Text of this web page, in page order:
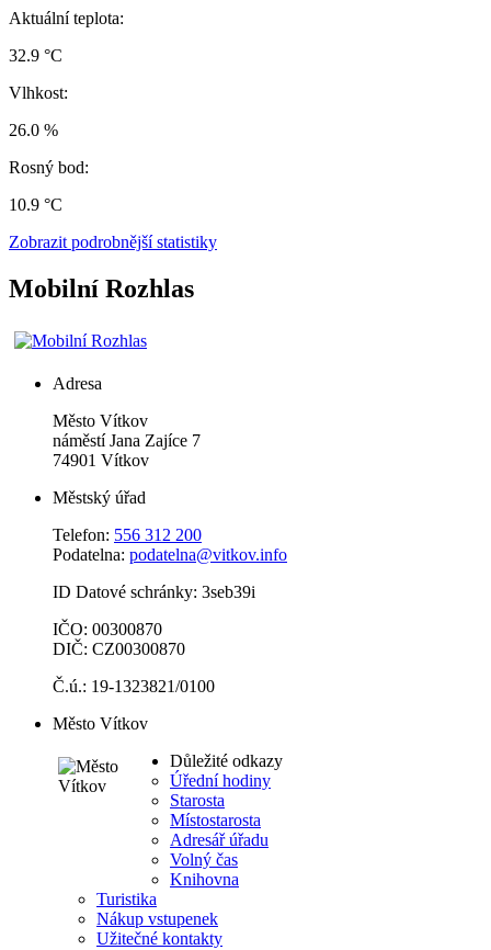
Aktuální teplota:
32.9 °C
Vlhkost:
26.0 %
Rosný bod:
10.9 °C
Zobrazit podrobnější statistiky
Mobilní Rozhlas
Adresa
Město Vítkov
náměstí Jana Zajíce 7
74901 Vítkov
Městský úřad
Telefon: 556 312 200
Podatelna: podatelna@vitkov.info
ID Datové schránky: 3seb39i
IČO: 00300870
DIČ: CZ00300870
Č.ú.: 19-1323821/0100
Město Vítkov
Důležité odkazy
Úřední hodiny
Starosta
Místostarosta
Adresář úřadu
Volný čas
Knihovna
Turistika
Nákup vstupenek
Užitečné kontakty